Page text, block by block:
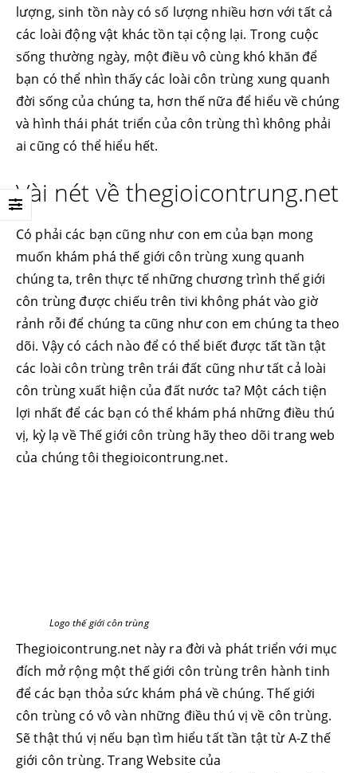
lượng, sinh tồn này có số lượng nhiều hơn với tất cả
các loài động vật khác tồn tại cộng lại. Trong cuộc
sống thường ngày, một điều vô cùng khó khăn để
bạn có thể nhìn thấy các loài côn trùng xung quanh
đời sống của chúng ta, hơn thế nữa để hiểu về chúng
và hình thái phát triển của côn trùng thì không phải
ai cũng có thể hiểu hết.
Vài nét về thegioicontrung.net
Có phải các bạn cũng như con em của bạn mong
muốn khám phá thế giới côn trùng xung quanh
chúng ta, trên thực tế những chương trình thế giới
côn trùng được chiếu trên tivi không phát vào giờ
rảnh rỗi để chúng ta cũng như con em chúng ta theo
dõi. Vậy có cách nào để có thể biết được tất tần tật
các loài côn trùng trên trái đất cũng như tất cả loài
côn trùng xuất hiện của đất nước ta? Một cách tiện
lợi nhất để các bạn có thể khám phá những điều thú
vị, kỳ lạ về Thế giới côn trùng hãy theo dõi trang web
của chúng tôi thegioicontrung.net.
Logo thế giới côn trùng
Thegioicontrung.net này ra đời và phát triển với mục
đích mở rộng một thế giới côn trùng trên hành tinh
để các bạn thỏa sức khám phá về chúng. Thế giới
côn trùng có vô vàn những điều thú vị về côn trùng.
Sẽ thật thú vị nếu bạn tìm hiểu tất tần tật từ A-Z thế
giới côn trùng. Trang Website của